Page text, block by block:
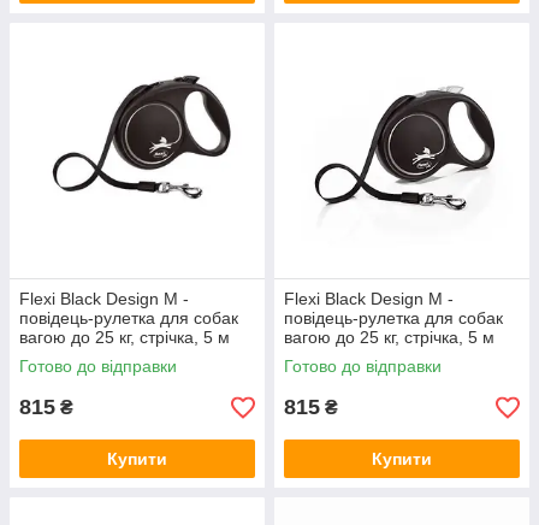
Flexi Black Design M -
повідець-рулетка для собак
вагою до 25 кг, стрічка, 5 м
сріблястий
Готово до відправки
815 ₴
Купити
Flexi Black Design M -
повідець-рулетка для собак
вагою до 25 кг, стрічка, 5 м
срібний
Готово до відправки
815 ₴
Купити